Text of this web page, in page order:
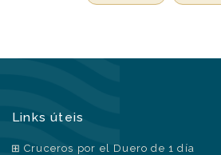
Links úteis
Cruceros por el Duero de 1 día